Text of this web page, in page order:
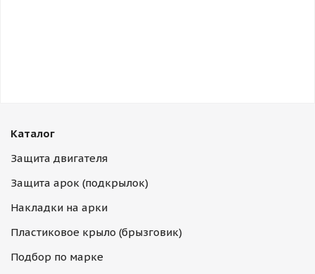
Каталог
Защита двигателя
Защита арок (подкрылок)
Накладки на арки
Пластиковое крыло (брызговик)
Подбор по марке